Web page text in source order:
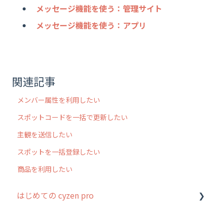
メッセージ機能を使う：管理サイト
メッセージ機能を使う：アプリ
関連記事
メンバー属性を利用したい
スポットコードを一括で更新したい
主観を送信したい
スポットを一括登録したい
商品を利用したい
はじめての cyzen pro